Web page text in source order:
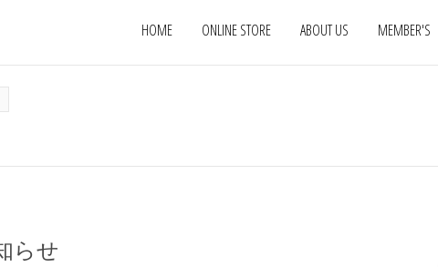
HOME ONLINE STORE ABOUT US MEMBER'S
らせ